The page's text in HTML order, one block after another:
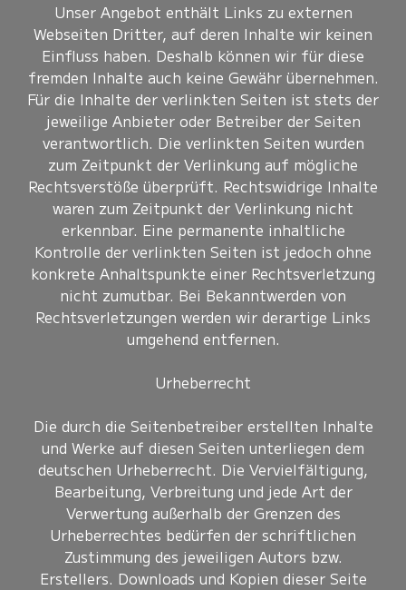
Unser Angebot enthält Links zu externen
Webseiten Dritter, auf deren Inhalte wir keinen
Einfluss haben. Deshalb können wir für diese
fremden Inhalte auch keine Gewähr übernehmen.
Für die Inhalte der verlinkten Seiten ist stets der
jeweilige Anbieter oder Betreiber der Seiten
verantwortlich. Die verlinkten Seiten wurden
zum Zeitpunkt der Verlinkung auf mögliche
Rechtsverstöße überprüft. Rechtswidrige Inhalte
waren zum Zeitpunkt der Verlinkung nicht
erkennbar. Eine permanente inhaltliche
Kontrolle der verlinkten Seiten ist jedoch ohne
konkrete Anhaltspunkte einer Rechtsverletzung
nicht zumutbar. Bei Bekanntwerden von
Rechtsverletzungen werden wir derartige Links
umgehend entfernen.
Urheberrecht
Die durch die Seitenbetreiber erstellten Inhalte
und Werke auf diesen Seiten unterliegen dem
deutschen Urheberrecht. Die Vervielfältigung,
Bearbeitung, Verbreitung und jede Art der
Verwertung außerhalb der Grenzen des
Urheberrechtes bedürfen der schriftlichen
Zustimmung des jeweiligen Autors bzw.
Erstellers. Downloads und Kopien dieser Seite